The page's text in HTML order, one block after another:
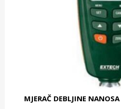
MJERAČ DEBLJINE